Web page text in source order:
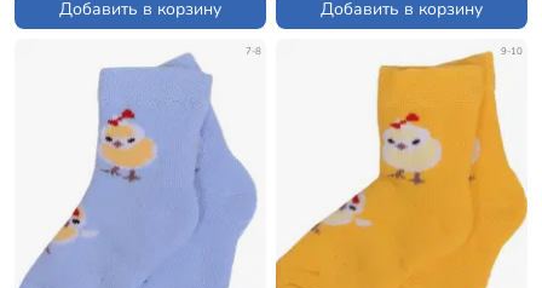
Добавить в корзину
Добавить в корзину
7-8 9-10